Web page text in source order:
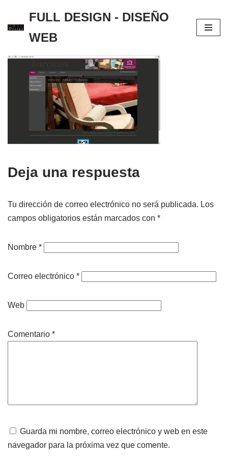
Saltar
contenido
FULL DESIGN - DISEÑO
WEB
Deja una respuesta
Tu dirección de correo electrónico no será publicada. Los
campos obligatorios están marcados con *
Nombre *
Correo electrónico *
Web
Comentario *
Guarda mi nombre, correo electrónico y web en este
navegador para la próxima vez que comente.